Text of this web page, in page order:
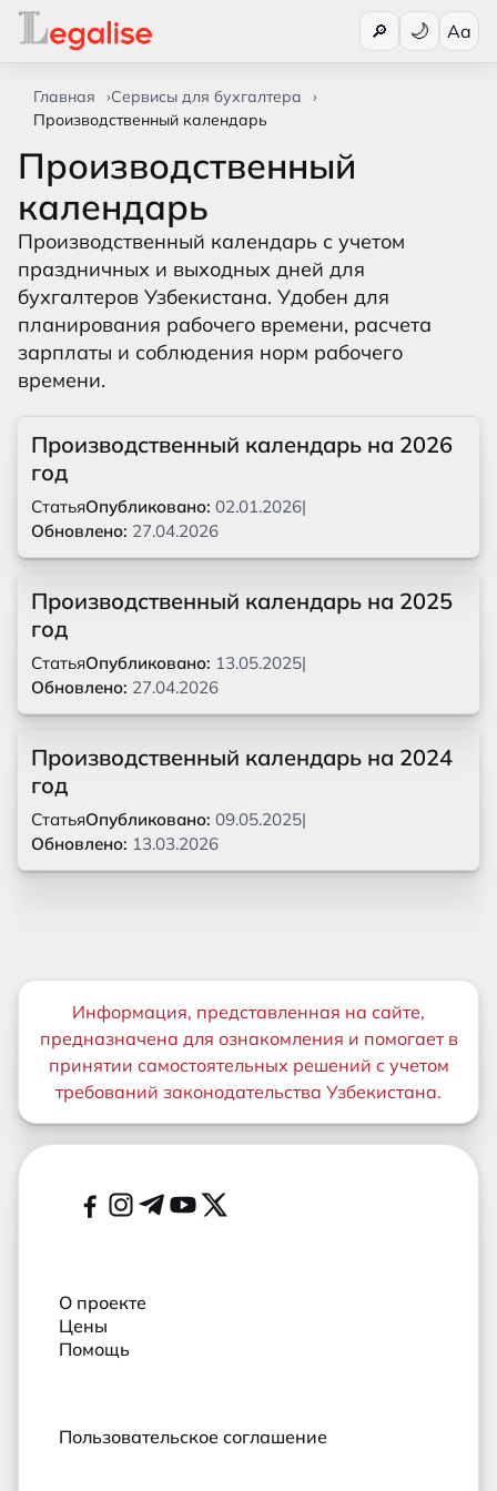
🔎 Aa
Главная
Сервисы для бухгалтера
Производственный календарь
Производственный
календарь
Производственный календарь с учетом
праздничных и выходных дней для
бухгалтеров Узбекистана. Удобен для
планирования рабочего времени, расчета
зарплаты и соблюдения норм рабочего
времени.
Производственный календарь на 2026
год
СтатьяОпубликовано: 02.01.2026|
Обновлено: 27.04.2026
Производственный календарь на 2025
год
СтатьяОпубликовано: 13.05.2025|
Обновлено: 27.04.2026
Производственный календарь на 2024
год
СтатьяОпубликовано: 09.05.2025|
Обновлено: 13.03.2026
Важная информация
Информация, представленная на сайте,
предназначена для ознакомления и помогает в
принятии самостоятельных решений с учетом
требований законодательства Узбекистана.
Дополнительные ссылки
Социальные сети
О проекте
Цены
Помощь
Пользовательское соглашение